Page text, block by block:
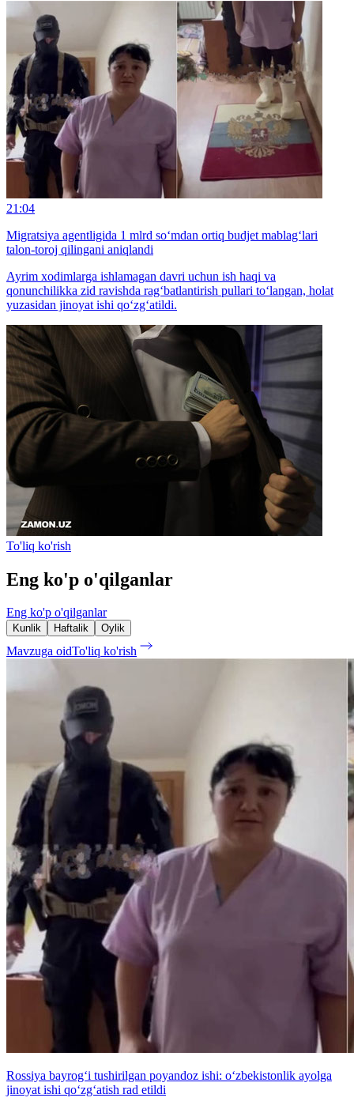
21:04
Migratsiya agentligida 1 mlrd so‘mdan ortiq budjet mablag‘lari
talon-toroj qilingani aniqlandi
Ayrim xodimlarga ishlamagan davri uchun ish haqi va
qonunchilikka zid ravishda rag‘batlantirish pullari to‘langan, holat
yuzasidan jinoyat ishi qo‘zg‘atildi.
To'liq ko'rish
Eng ko'p o'qilganlar
Eng ko'p o'qilganlar
Kunlik Haftalik Oylik
Mavzuga oidTo'liq ko'rish
Rossiya bayrog‘i tushirilgan poyandoz ishi: o‘zbekistonlik ayolga
jinoyat ishi qo‘zg‘atish rad etildi